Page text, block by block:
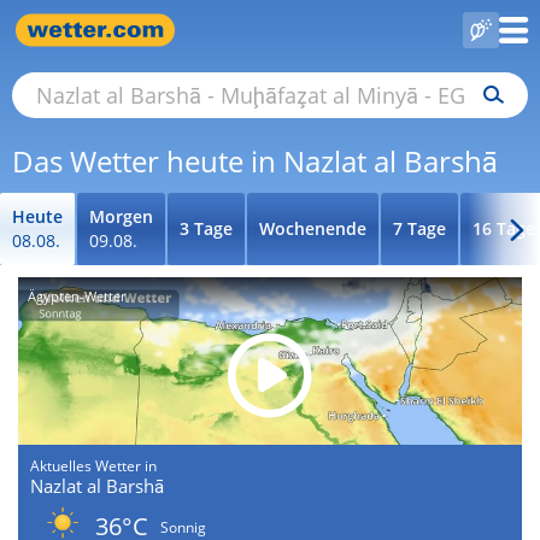
Das Wetter heute in Nazlat al Barshā
Heute
08.08.
Morgen
09.08.
3 Tage Wochenende 7 Tage 16 Tage
Ägypten-Wetter
Aktuelles Wetter in
Nazlat al Barshā
36°C
Sonnig